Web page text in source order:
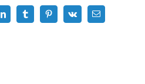
LinkedInTumblrPinterest
Vk Email: